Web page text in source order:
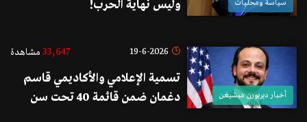
سياسة ومحليات
وليس نهاية الحرب!
أخبار ديربورن ميشيغن
19-6-2026
33,647 مشاهدة
تسمية الإعلامي والأكاديمي قاسم
دغمان ضمن قائمة 40 تحت سن